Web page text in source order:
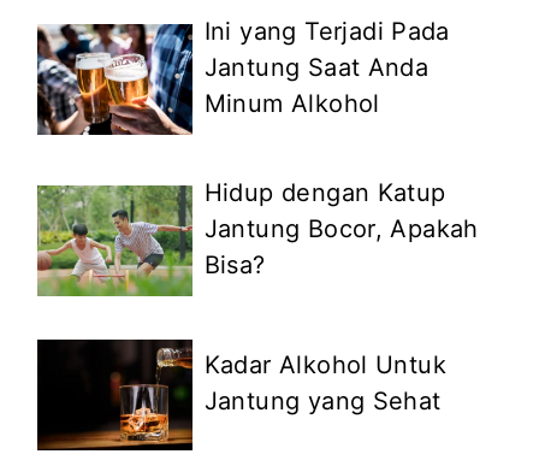
Ini yang Terjadi Pada
Jantung Saat Anda
Minum Alkohol
Hidup dengan Katup
Jantung Bocor, Apakah
Bisa?
Kadar Alkohol Untuk
Jantung yang Sehat